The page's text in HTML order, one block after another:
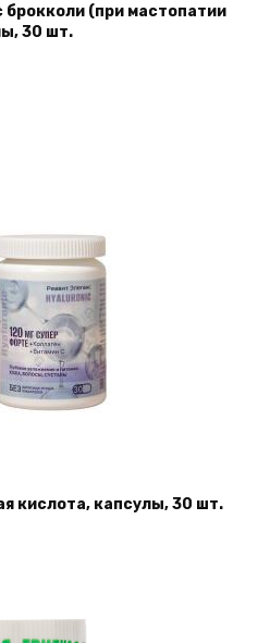
брокколи (при мастопатии
30 шт.
кислота, капсулы, 30 шт.